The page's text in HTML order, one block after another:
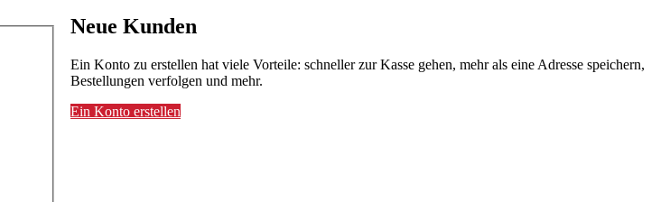
Neue Kunden
Ein Konto zu erstellen hat viele Vorteile: schneller zur Kasse gehen, mehr als eine Adresse speichern,
Bestellungen verfolgen und mehr.
Ein Konto erstellen